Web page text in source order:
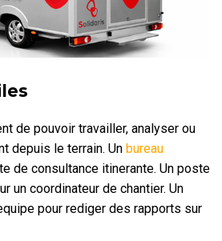
de pouvoir travailler, analyser ou
depuis le terrain. Un bureau
de consultance itinerante. Un poste
un coordinateur de chantier. Un
pour rediger des rapports sur